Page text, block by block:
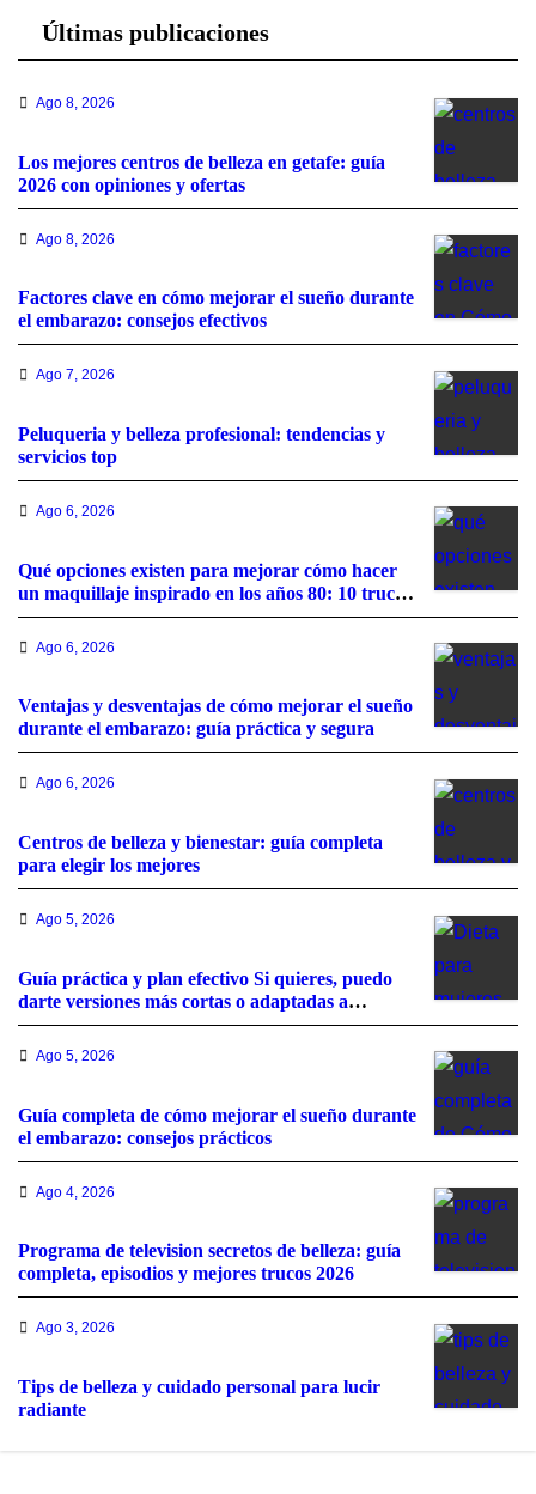
Últimas publicaciones
Ago 8, 2026
Los mejores centros de belleza en getafe: guía
2026 con opiniones y ofertas
Ago 8, 2026
Factores clave en cómo mejorar el sueño durante
el embarazo: consejos efectivos
Ago 7, 2026
Peluqueria y belleza profesional: tendencias y
servicios top
Ago 6, 2026
Qué opciones existen para mejorar cómo hacer
un maquillaje inspirado en los años 80: 10 trucos,
productos y paso a paso
Ago 6, 2026
Ventajas y desventajas de cómo mejorar el sueño
durante el embarazo: guía práctica y segura
Ago 6, 2026
Centros de belleza y bienestar: guía completa
para elegir los mejores
Ago 5, 2026
Guía práctica y plan efectivo Si quieres, puedo
darte versiones más cortas o adaptadas a
Facebook, Google o meta title
Ago 5, 2026
Guía completa de cómo mejorar el sueño durante
el embarazo: consejos prácticos
Ago 4, 2026
Programa de television secretos de belleza: guía
completa, episodios y mejores trucos 2026
Ago 3, 2026
Tips de belleza y cuidado personal para lucir
radiante